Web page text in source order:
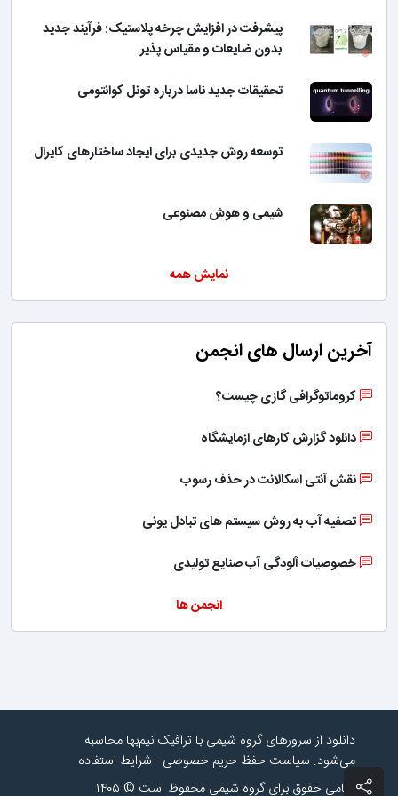
پیشرفت در افزایش چرخه پلاستیک: فرآیند جدید
بدون ضایعات و مقیاس پذیر
تحقیقات جدید ناسا درباره تونل کوانتومی
توسعه روش جدیدی برای ایجاد ساختارهای کایرال
شیمی و هوش مصنوعی
نمایش همه
آخرین ارسال های انجمن
کروماتوگرافی گازی چیست؟
دانلود گزارش کارهای ازمایشگاه
نقش آنتی اسکالانت در حذف رسوب
تصفیه آب به روش سیستم های تبادل یونی
خصوصیات آلودگی آب صنایع تولیدی
انجمن ها
دانلود از سرورهای گروه شیمی با ترافیک نیم‌بها محاسبه
می‌شود. سیاست حفظ حریم خصوصی - شرایط استفاده
تمامی حقوق برای گروه شیمی محفوظ است © ۱۴۰۵